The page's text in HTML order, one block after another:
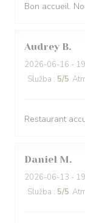
Bon accueil.
Audrey B
2026-06-16 -
Služba : 5/5
Restaurant
Daniel M
2026-06-13 -
Služba : 5/5